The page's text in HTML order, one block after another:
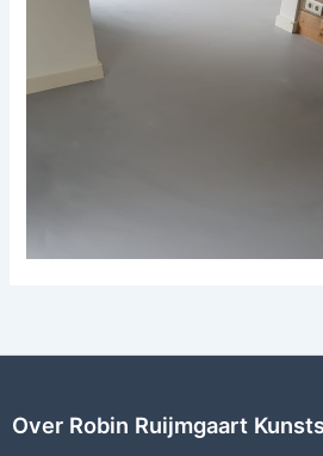
Over Robin Ruijmgaart